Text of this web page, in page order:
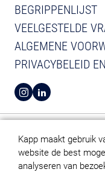
Kapp maakt gebruik
website de best
analyseren van
BEGRIPPENLIJST
VEELGESTELDE
ALGEMENE
PRIVACYBELEID
BEKIJK INSTAGRAM VAN
BEKIJK LINKEDIN